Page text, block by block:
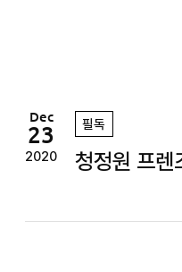
Dec
23
2020
필독
청정원 프렌